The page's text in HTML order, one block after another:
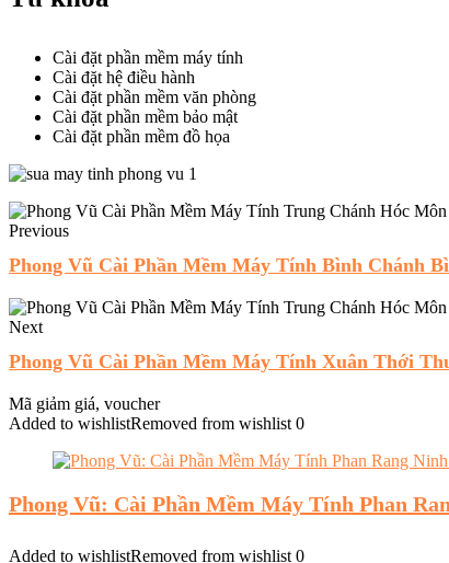
Cài đặt phần mềm máy tính
Cài đặt hệ điều hành
Cài đặt phần mềm văn phòng
Cài đặt phần mềm bảo mật
Cài đặt phần mềm đồ họa
Previous
Phong Vũ Cài Phần Mềm Máy Tính Bình Chánh
Next
Phong Vũ Cài Phần Mềm Máy Tính Xuân Thới
Mã giảm giá, voucher
Added to wishlistRemoved from wishlist 0
Phong Vũ: Cài Phần Mềm Máy Tính Phan
Added to wishlistRemoved from wishlist 0